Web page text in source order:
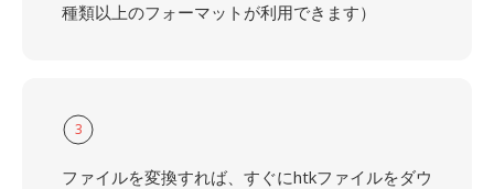
種類以上のフォーマットが利用できます）
3
ファイルを変換すれば、すぐにhtkファイルをダウ